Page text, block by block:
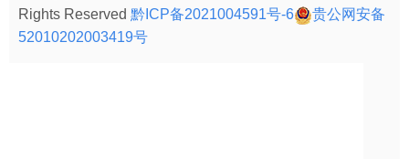
Rights Reserved 黔ICP备2021004591号-6
贵公网安备
52010202003419号